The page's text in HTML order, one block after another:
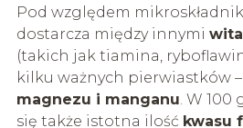
Pod względem
dostarcza między innymi
(takich jak tiamina,
kilku ważnych pierwiastków –
magnezu i manganu. W 100
się także istotna ilość kwasu